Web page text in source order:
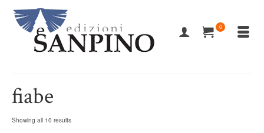
0
fiabe
Showing all 10 results